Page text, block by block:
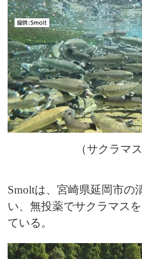
（サクラマ
Smoltは、宮崎県延岡市の
い、無投薬でサクラマス
ている。